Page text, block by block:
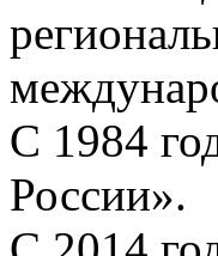
С 1984
России».